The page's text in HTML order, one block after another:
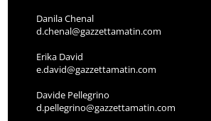
Danila Chenal
d.chenal@gazzettamatin.com
Erika David
e.david@gazzettamatin.com
Davide Pellegrino
d.pellegrino@gazzettamatin.com